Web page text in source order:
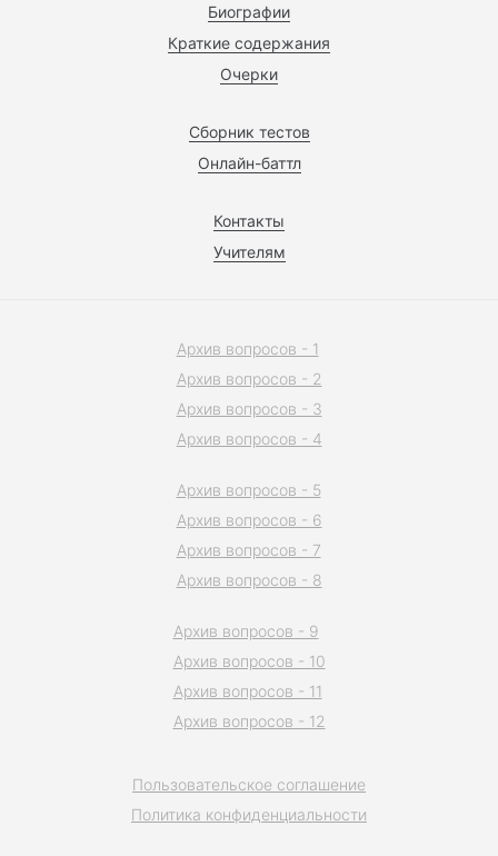
Биографии
Краткие содержания
Очерки
Сборник тестов
Онлайн-баттл
Контакты
Учителям
Пользовательское соглашение
Политика конфиденциальности
Архив вопросов - 1
Архив вопросов - 2
Архив вопросов - 3
Архив вопросов - 4
Архив вопросов - 5
Архив вопросов - 6
Архив вопросов - 7
Архив вопросов - 8
Архив вопросов - 9
Архив вопросов - 10
Архив вопросов - 11
Архив вопросов - 12